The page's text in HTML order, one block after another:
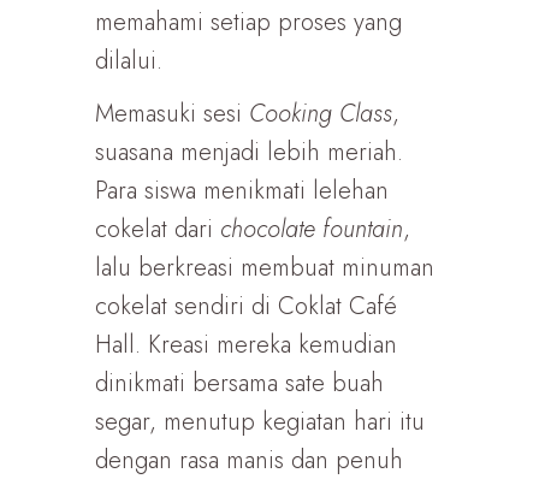
memahami setiap proses yang
dilalui.
Memasuki sesi Cooking Class,
suasana menjadi lebih meriah.
Para siswa menikmati lelehan
cokelat dari chocolate fountain,
lalu berkreasi membuat minuman
cokelat sendiri di Coklat Café
Hall. Kreasi mereka kemudian
dinikmati bersama sate buah
segar, menutup kegiatan hari itu
dengan rasa manis dan penuh